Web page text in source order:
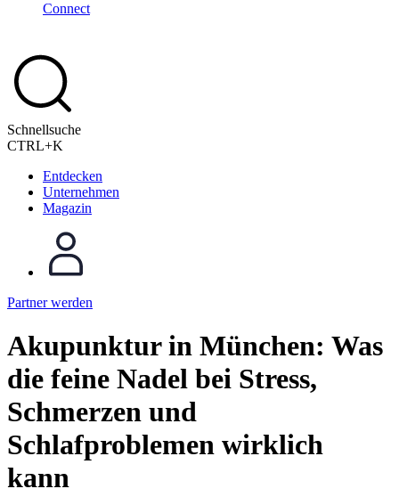
Connect
Schnellsuche
CTRL+K
Entdecken
Unternehmen
Magazin
Partner werden
Akupunktur in München: Was
die feine Nadel bei Stress,
Schmerzen und
Schlafproblemen wirklich
kann